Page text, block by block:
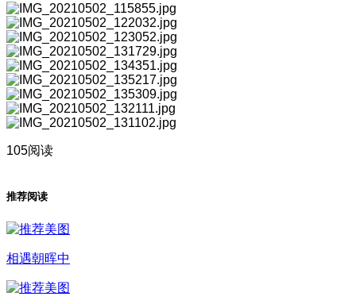
105阅读
推荐阅读
相遇朝晖中